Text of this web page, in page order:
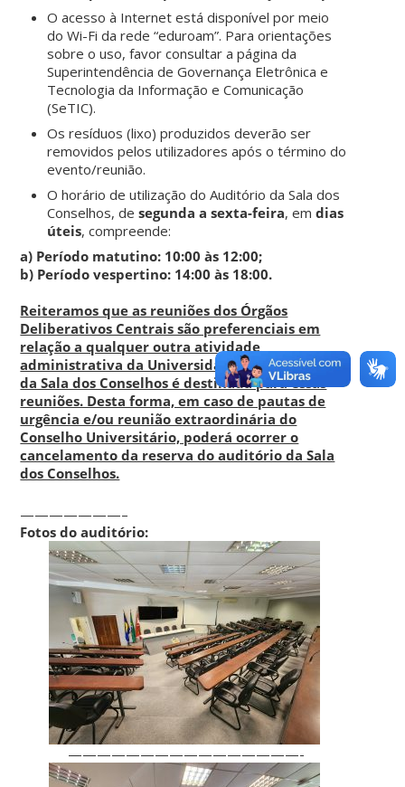
O acesso à Internet está disponível por meio
do Wi-Fi da rede “eduroam”. Para orientações
sobre o uso, favor consultar a página da
Superintendência de Governança Eletrônica e
Tecnologia da Informação e Comunicação
(SeTIC).
Os resíduos (lixo) produzidos deverão ser
removidos pelos utilizadores após o término do
evento/reunião.
O horário de utilização do Auditório da Sala dos
Conselhos, desegunda a sexta-feira, emdias
úteis, compreende:
a) Período matutino: 10:00 às 12:00;
b) Período vespertino: 14:00 às 18:00.
Reiteramos que as reuniões dos Órgãos
Deliberativos Centrais são preferenciais em
relação a qualquer outra atividade
administrativa da Universidade, e a plenária
da Sala dos Conselhos é destinada para essas
reuniões. Desta forma, em caso de pautas de
urgência e/ou reunião extraordinária do
Conselho Universitário, poderá ocorrer o
cancelamento da reserva do auditório da Sala
dos Conselhos.
———————–
Fotos do auditório:
————————————————-